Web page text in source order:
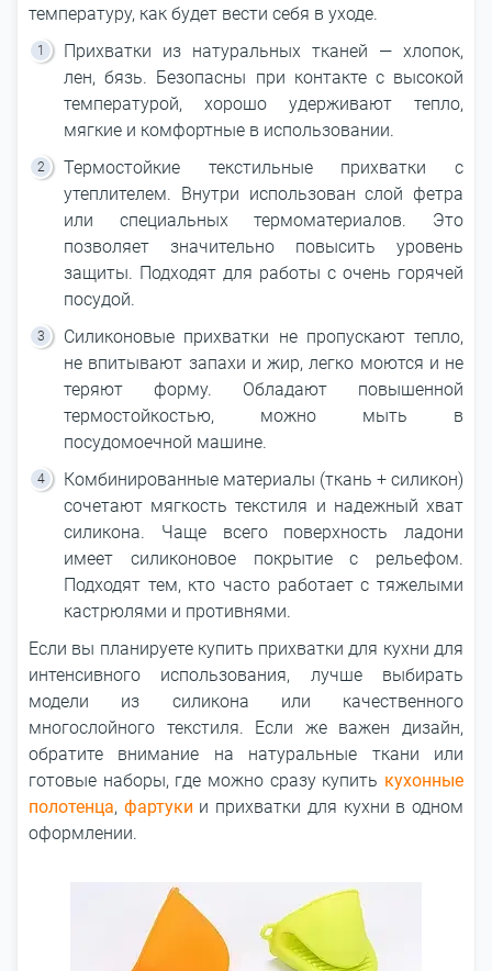
температуру, как будет вести себя в уходе.
Прихватки из натуральных тканей ― хлопок,
лен, бязь. Безопасны при контакте с высокой
температурой, хорошо удерживают тепло,
мягкие и комфортные в использовании.
Термостойкие текстильные прихватки с
утеплителем. Внутри использован слой фетра
или специальных термоматериалов. Это
позволяет значительно повысить уровень
защиты. Подходят для работы с очень горячей
посудой.
Силиконовые прихватки не пропускают тепло,
не впитывают запахи и жир, легко моются и не
теряют форму. Обладают повышенной
термостойкостью, можно мыть в
посудомоечной машине.
Комбинированные материалы (ткань + силикон)
сочетают мягкость текстиля и надежный хват
силикона. Чаще всего поверхность ладони
имеет силиконовое покрытие с рельефом.
Подходят тем, кто часто работает с тяжелыми
кастрюлями и противнями.
Если вы планируете купить прихватки для кухни для
интенсивного использования, лучше выбирать
модели из силикона или качественного
многослойного текстиля. Если же важен дизайн,
обратите внимание на натуральные ткани или
готовые наборы, где можно сразу купить кухонные
полотенца, фартуки и прихватки для кухни в одном
оформлении.